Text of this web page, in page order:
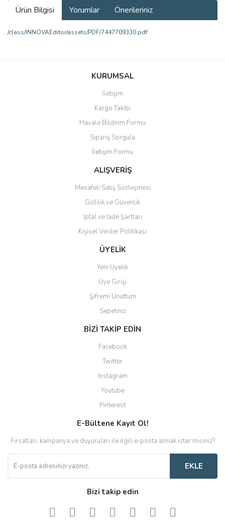
Ürün Bilgisi Yorumlar Önerileriniz
/class/INNOVAEditor/assets/PDF/7447709330.pdf
Bu ürüne ilk yorumu siz yapın!
Yorum Yaz
Ürün resmi kalitesiz, bozuk veya görüntülenemiyor.
Ürün açıklamasında eksik bilgiler bulunuyor.
Ürün bilgilerinde hatalar bulunuyor.
Ürün fiyatı diğer sitelerden daha pahalı.
Bu ürüne benzer farklı alternatifler olmalı.
Gönder
KURUMSAL
İletişim
Kargo Takibi
Havale Bildirim Formu
Sipariş Sorgula
İletişim Formu
ALIŞVERİŞ
Mesafeli Satış Sözleşmesi
Gizlilik ve Güvenlik
İptal ve İade Şartları
Kişisel Veriler Politikası
ÜYELİK
Yeni Üyelik
Üye Girişi
Şifremi Unuttum
Sepetiniz
BİZİ TAKİP EDİN
Facebook
Twitter
Instagram
Youtube
Pinterest
E-Bültene Kayıt Ol!
Fırsatları, kampanya ve duyuruları ile ilgili e-posta almak ister misiniz?
EKLE
Bizi takip edin